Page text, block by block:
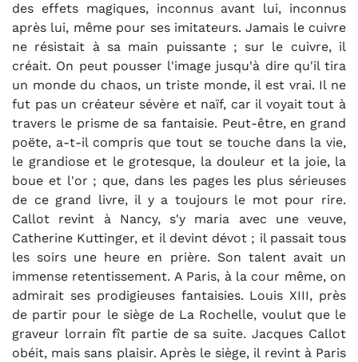
des effets magiques, inconnus avant lui, inconnus
après lui, même pour ses imitateurs. Jamais le cuivre
ne résistait à sa main puissante ; sur le cuivre, il
créait. On peut pousser l'image jusqu'à dire qu'il tira
un monde du chaos, un triste monde, il est vrai. Il ne
fut pas un créateur sévère et naïf, car il voyait tout à
travers le prisme de sa fantaisie. Peut-être, en grand
poëte, a-t-il compris que tout se touche dans la vie,
le grandiose et le grotesque, la douleur et la joie, la
boue et l'or ; que, dans les pages les plus sérieuses
de ce grand livre, il y a toujours le mot pour rire.
Callot revint à Nancy, s'y maria avec une veuve,
Catherine Kuttinger, et il devint dévot ; il passait tous
les soirs une heure en prière. Son talent avait un
immense retentissement. A Paris, à la cour même, on
admirait ses prodigieuses fantaisies. Louis XIII, près
de partir pour le siège de La Rochelle, voulut que le
graveur lorrain fît partie de sa suite. Jacques Callot
obéit, mais sans plaisir. Après le siège, il revint à Paris